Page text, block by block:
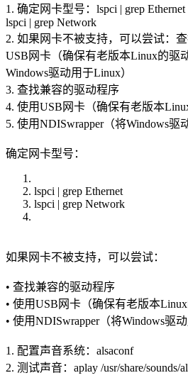
1. 确定网卡型号：lspci | grep Ethernet
lspci | grep Network
2. 如果网卡不被支持，可以尝试：
USB网卡（确保有老版本Linux的驱
Windows驱动用于Linux）
3. 查找兼容的驱动程序
4. 使用USB网卡（确保有老版本
5. 使用NDISwrapper（将Windows驱
确定网卡型号：
lspci | grep Ethernet
lspci | grep Network
如果网卡不被支持，可以尝试：
• 查找兼容的驱动程序
• 使用USB网卡（确保有老版本Linux
• 使用NDISwrapper（将Windows驱
1. 配置声音系统：alsaconf
2. 测试声音：aplay /usr/share/sounds/